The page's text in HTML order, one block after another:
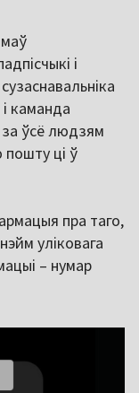
і
і каманда
за ўсё людзям
ці ў
пра таго,
уліковага
– нумар